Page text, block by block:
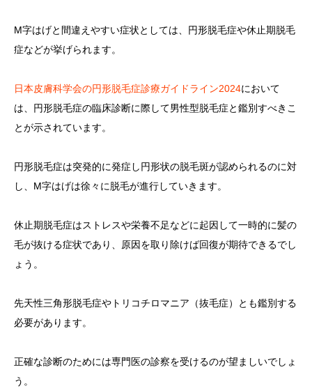
M字はげと間違えやすい症状としては、円形脱毛症や休止期脱毛
症などが挙げられます。
日本皮膚科学会の円形脱毛症診療ガイドライン2024において
は、円形脱毛症の臨床診断に際して男性型脱毛症と鑑別すべきこ
とが示されています。
円形脱毛症は突発的に発症し円形状の脱毛斑が認められるのに対
し、M字はげは徐々に脱毛が進行していきます。
休止期脱毛症はストレスや栄養不足などに起因して一時的に髪の
毛が抜ける症状であり、原因を取り除けば回復が期待できるでし
ょう。
先天性三角形脱毛症やトリコチロマニア（抜毛症）とも鑑別する
必要があります。
正確な診断のためには専門医の診察を受けるのが望ましいでしょ
う。